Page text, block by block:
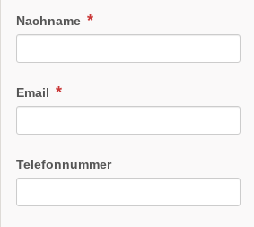
Nachname
Email
Telefonnummer